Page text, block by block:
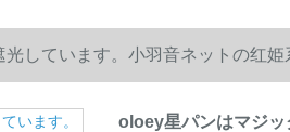
しています。小羽音ネットの红
青フーは星です。
oloey星パンはマジッ